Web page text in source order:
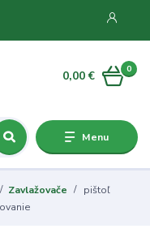
Menu
0
0,00 €
Zavlažovače
pištoľ